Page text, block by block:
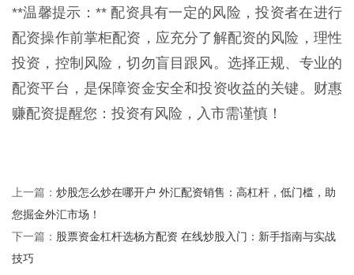
**温馨提示：** 配资具有一定的风险，投资者在进行
配资操作前掌柜配资，应充分了解配资的风险，理性
投资，控制风险，切勿盲目跟风。选择正规、专业的
配资平台，是保障资金安全和投资收益的关键。财惠
赚配资提醒您：投资有风险，入市需谨慎！
上一篇： 炒股怎么炒在哪开户 外汇配资销售：高杠杆，低门槛，助
您掘金外汇市场！
下一篇： 股票资金杠杆选杨方配资 在线炒股入门：新手指南与实战
技巧